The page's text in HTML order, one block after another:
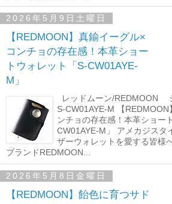
2026年5月9日土曜日
【REDMOON】真鍮イーグル×
コンチョの存在感！本革ショー
トウォレット「S-CW01AYE-
M」
レッドムーン/REDMOON
S-CW01AYE-M 【REDMOON
ンチョの存在感！本革ショー
CW01AYE-M」 アメカジスタ
ザーウォレットを愛する皆様
ブランドREDMOON...
2026年5月8日金曜日
【REDMOON】飴色に育つサド